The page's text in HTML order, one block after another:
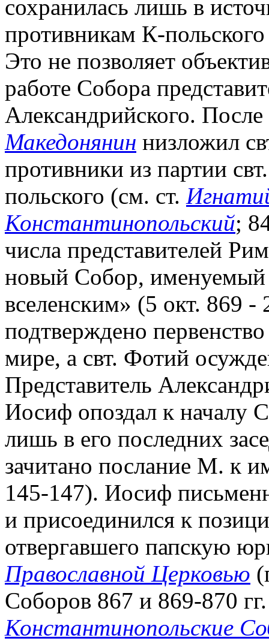
сохранилась лишь в
противникам К-
Это не позволяет
работе Собора
Александрийского.
Македонянин низложил
противники из партии
польского (см. ст.
Константинопольский;
числа представителей
новый Собор, именуемый
вселенским» (5 окт. 869
подтверждено
мире, а свт. Фотий
Представитель
Иосиф опоздал к началу
лишь в его последних
зачитано послание М. к
145-147). Иосиф
и присоединился к
отвергавшего папскую
Православной Церковью
Соборов 867 и 869-870
Константинопольские